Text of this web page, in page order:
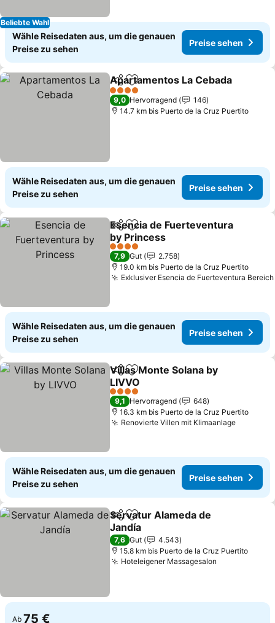
Beliebte Wahl
Wähle Reisedaten aus, um die genauen
Preise zu sehen
Preise sehen
TeilenZu Favoriten hinzufügen
Apartamentos La Cebada
4 Sterne
9,0 Hervorragend
146
14.7 km bis Puerto de la Cruz Puertito
Wähle Reisedaten aus, um die genauen
Preise zu sehen
Preise sehen
TeilenZu Favoriten hinzufügen
Esencia de Fuerteventura
by Princess
Preise sehen
4 Sterne
7,9 Gut
2.758
19.0 km bis Puerto de la Cruz Puertito
Exklusiver Esencia de Fuerteventura Bereich
Wähle Reisedaten aus, um die genauen
Preise zu sehen
Preise sehen
TeilenZu Favoriten hinzufügen
Villas Monte Solana by
LIVVO
Preise sehen
4 Sterne
9,1 Hervorragend
648
16.3 km bis Puerto de la Cruz Puertito
Renovierte Villen mit KlimaanlagePreise
Wähle Reisedaten aus, um die genauen
Preise zu sehen
Preise sehen
TeilenZu Favoriten hinzufügen
Servatur Alameda de
Jandía
Preise sehen
7,6 Gut
4.543
15.8 km bis Puerto de la Cruz Puertito
Hoteleigener Massagesalon
Ab 75 €